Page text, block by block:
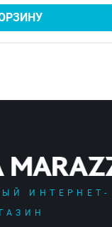
ИНТЕРНЕТ-